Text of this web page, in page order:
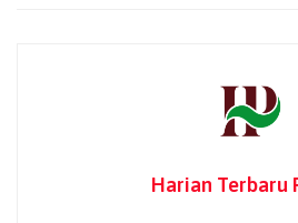
mempertimbangkan kebutuhan
serta tentunya tetap menjadikan
Harian Terbaru